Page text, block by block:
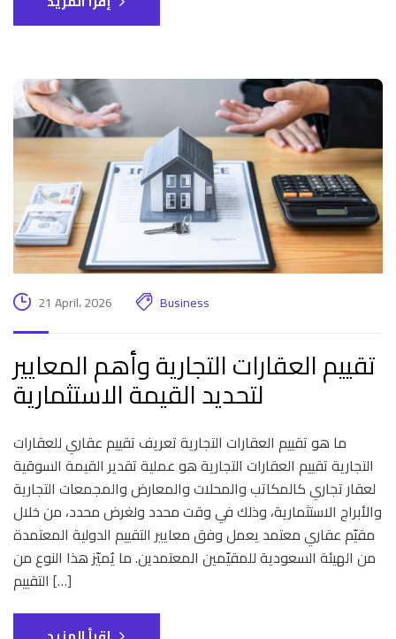
21 April، 2026 Business
تقييم العقارات التجارية وأهم المعايير
لتحديد القيمة الاستثمارية
ما هو تقييم العقارات التجارية تعريف تقييم عقاري للعقارات
التجارية تقييم العقارات التجارية هو عملية تقدير القيمة السوقية
لعقار تجاري كالمكاتب والمحلات والمعارض والمجمعات التجارية
والأبراج الاستثمارية، وذلك في وقت محدد ولغرض محدد، من خلال
مقيّم عقاري معتمد يعمل وفق معايير التقييم الدولية المعتمدة
من الهيئة السعودية للمقيّمين المعتمدين. ما يُميّز هذا النوع من
التقييم […]